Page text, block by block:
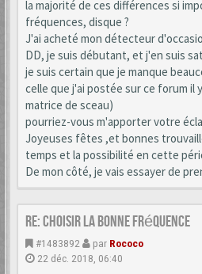
la majorité de ces différences si
fréquences, disque ?
J'ai acheté mon détecteur
DD, je suis débutant, et j'en suis
je suis certain que je manque
celle que j'ai postée sur ce forum il
matrice de sceau)
pourriez-vous m'apporter votre
Joyeuses fêtes ,et bonnes
temps et la possibilité en cette
De mon côté, je vais essayer de
Re: choisir la bonne fréquence
#1483892 par Rococo
22 déc. 2018, 06:40